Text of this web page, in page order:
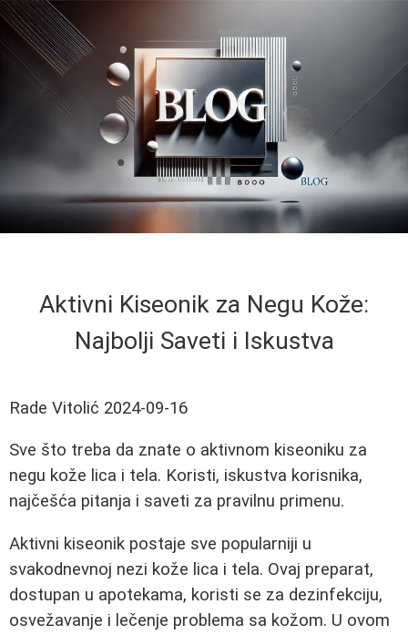
Aktivni Kiseonik za Negu Kože:
Najbolji Saveti i Iskustva
Rade Vitolić 2024-09-16
Sve što treba da znate o aktivnom kiseoniku za
negu kože lica i tela. Koristi, iskustva korisnika,
najčešća pitanja i saveti za pravilnu primenu.
Aktivni kiseonik postaje sve popularniji u
svakodnevnoj nezi kože lica i tela. Ovaj preparat,
dostupan u apotekama, koristi se za dezinfekciju,
osvežavanje i lečenje problema sa kožom. U ovom